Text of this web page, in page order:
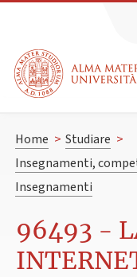
Home > Studiare >
Insegnamenti,
Insegnamenti
96493 -